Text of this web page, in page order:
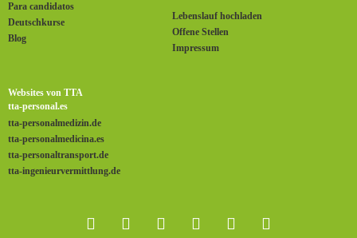
Para candidatos
Deutschkurse
Blog
Lebenslauf hochladen
Offene Stellen
Impressum
Websites von TTA
tta-personal.es
tta-personalmedizin.de
tta-personalmedicina.es
tta-personaltransport.de
tta-ingenieurvermittlung.de